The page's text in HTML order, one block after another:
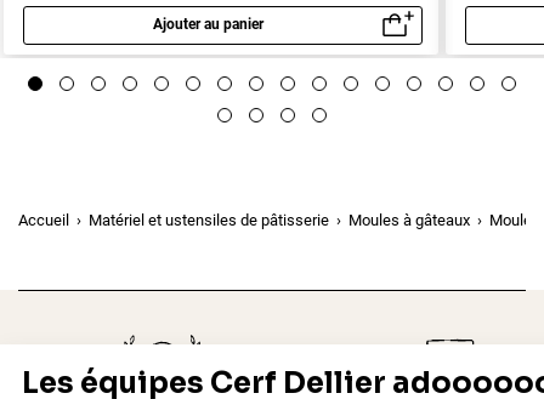
Ajouter au panier
Aperçu rapide
Accueil Matériel et ustensiles de pâtisserie Moules à gâteaux Moules